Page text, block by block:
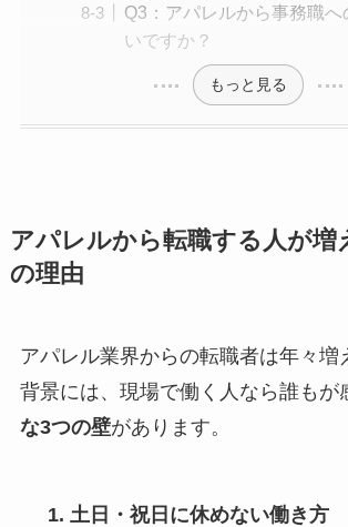
Q3：アパレルから事務職へ
いですか？
もっと見る
アパレルから転職する人が増
の理由
アパレル業界からの転職者は年々増
背景には、現場で働く人なら誰もが
な3つの壁があります。
土日・祝日に休めない働き方